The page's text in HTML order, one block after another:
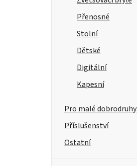
Přenosné
Stolní
Dětské
Digitální
Kapesní
Pro malé dobrodruhy
Příslušenství
Ostatní